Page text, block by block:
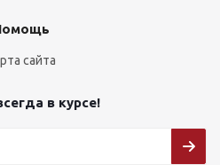
сайта
в курсе!